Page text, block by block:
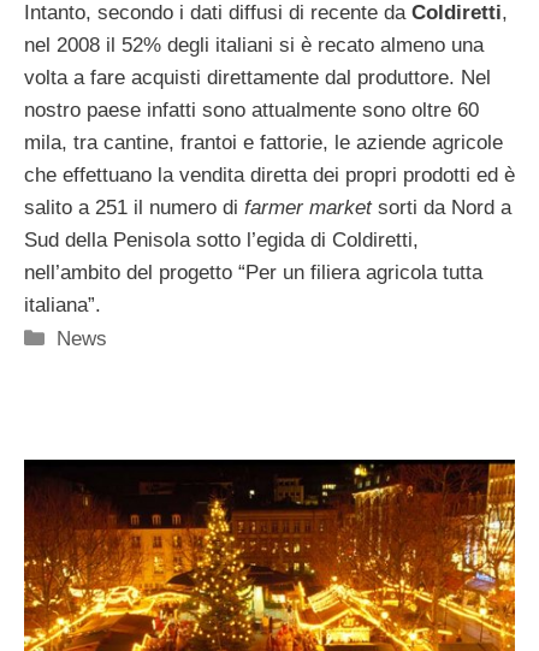
Intanto, secondo i dati diffusi di recente da Coldiretti,
nel 2008 il 52% degli italiani si è recato almeno una
volta a fare acquisti direttamente dal produttore. Nel
nostro paese infatti sono attualmente sono oltre 60
mila, tra cantine, frantoi e fattorie, le aziende agricole
che effettuano la vendita diretta dei propri prodotti ed è
salito a 251 il numero di farmer marketsorti da Nord a
Sud della Penisola sotto l’egida di Coldiretti,
nell’ambito del progetto “Per un filiera agricola tutta
italiana”.
Categorie
News